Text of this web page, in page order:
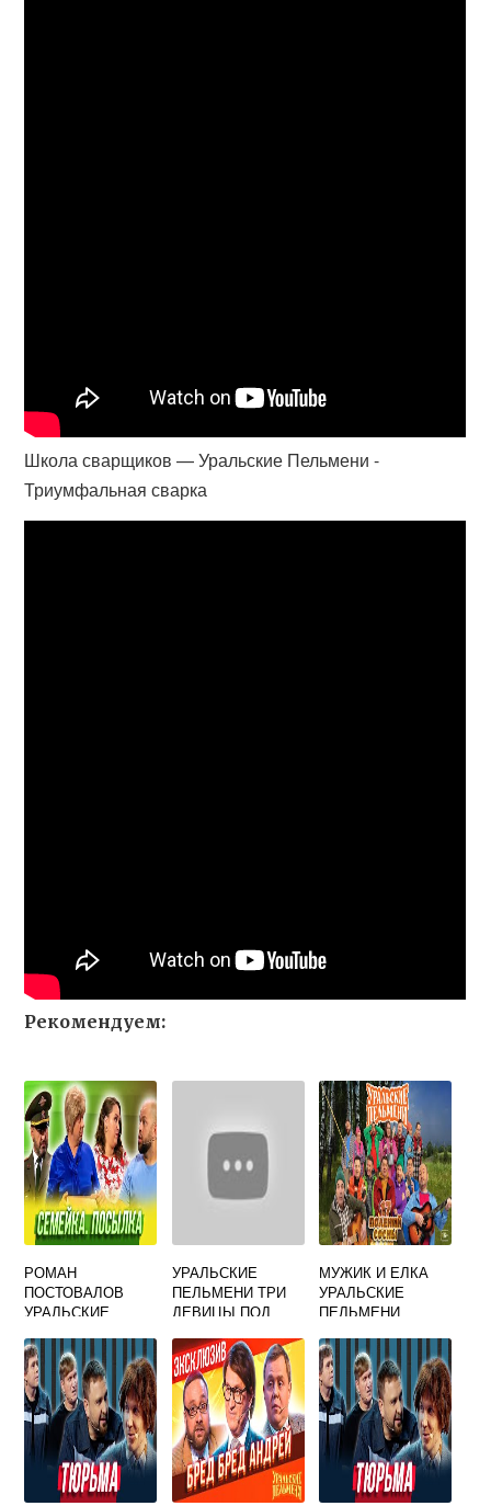
Школа сварщиков — Уральские Пельмени -
Триумфальная сварка
Рекомендуем:
РОМАН
ПОСТОВАЛОВ
УРАЛЬСКИЕ
ЛУЧШИЕ НОМЕРА
ПРО ТЕЩУ
УРАЛЬСКИЕ
ПЕЛЬМЕНИ ТРИ
ДЕВИЦЫ ПОД
ПОЗДНО
ВЕЧЕРКОМ
МУЖИК И ЕЛКА
УРАЛЬСКИЕ
ПЕЛЬМЕНИ